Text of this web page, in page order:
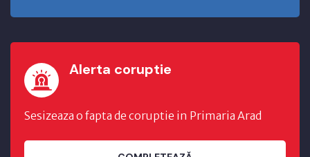
Alerta coruptie
Sesizeaza o fapta de coruptie in Primaria Arad